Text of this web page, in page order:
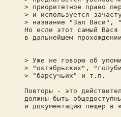
> приоритетное право
> и используется
> название "Зал Васи",
Но если этот самый Вася
в дальнейшем
> Уже не говорю об
> "октябрьских",
> "барсучьих" и т.п.
Повторы - это
должны быть
и документацию пещер в